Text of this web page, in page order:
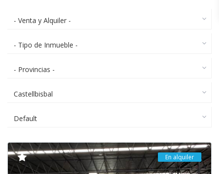
- Venta y Alquiler -
- Tipo de Inmueble -
- Provincias -
Castellbisbal
Default
En alquiler